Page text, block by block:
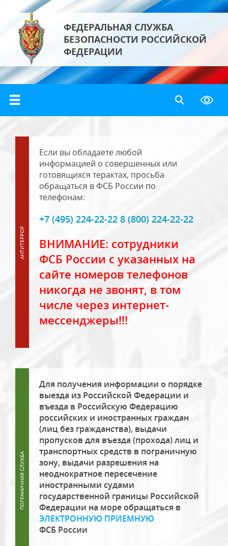
ФЕДЕРАЛЬНАЯ СЛУЖБА
БЕЗОПАСНОСТИ РОССИЙСКОЙ
ФЕДЕРАЦИИ
Если вы обладаете любой
информацией о совершенных или
готовящихся терактах, просьба
обращаться в ФСБ России по
телефонам:
+7 (495) 224-22-22 8 (800) 224-22-22
ВНИМАНИЕ: сотрудники
ФСБ России с указанных на
сайте номеров телефонов
никогда не звонят, в том
числе через интернет-
мессенджеры!!!
Для получения информации о порядке
выезда из Российской Федерации и
въезда в Российскую Федерацию
российских и иностранных граждан
(лиц без гражданства), выдачи
пропусков для въезда (прохода) лиц и
транспортных средств в пограничную
зону, выдачи разрешения на
неоднократное пересечение
иностранными судами
государственной границы Российской
Федерации на море обращаться в
ЭЛЕКТРОННУЮ ПРИЕМНУЮ
ФСБ России